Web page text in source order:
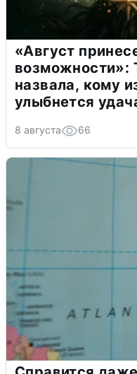
«Август
возможности»:
назвала, кому
улыбнется
8 августа 66